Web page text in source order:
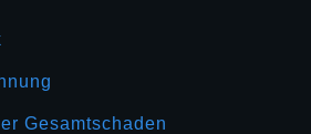
Gesamtschaden